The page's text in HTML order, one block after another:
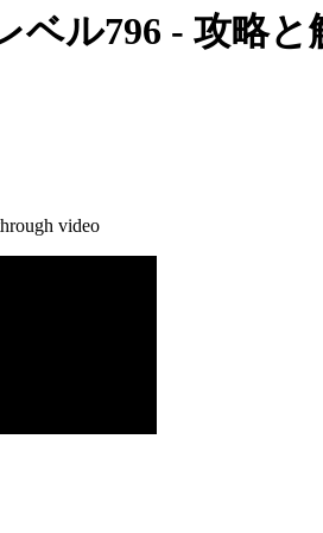
ベル796 - 攻略
video